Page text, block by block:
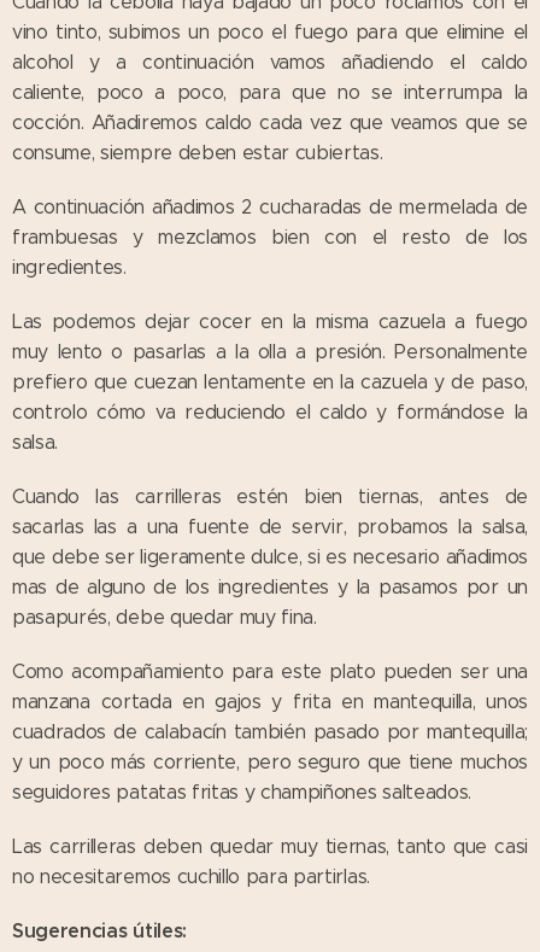
vino tinto, subimos un poco el fuego para que elimine el
alcohol y a continuación vamos añadiendo el caldo
caliente, poco a poco, para que no se interrumpa la
cocción. Añadiremos caldo cada vez que veamos que se
consume, siempre deben estar cubiertas.
A continuación añadimos 2 cucharadas de mermelada de
frambuesas y mezclamos bien con el resto de los
ingredientes.
Las podemos dejar cocer en la misma cazuela a fuego
muy lento o pasarlas a la olla a presión. Personalmente
prefiero que cuezan lentamente en la cazuela y de paso,
controlo cómo va reduciendo el caldo y formándose la
salsa.
Cuando las carrilleras estén bien tiernas, antes de
sacarlas las a una fuente de servir, probamos la salsa,
que debe ser ligeramente dulce, si es necesario añadimos
mas de alguno de los ingredientes y la pasamos por un
pasapurés, debe quedar muy fina.
Como acompañamiento para este plato pueden ser una
manzana cortada en gajos y frita en mantequilla, unos
cuadrados de calabacín también pasado por mantequilla;
y un poco más corriente, pero seguro que tiene muchos
seguidores patatas fritas y champiñones salteados.
Las carrilleras deben quedar muy tiernas, tanto que casi
no necesitaremos cuchillo para partirlas.
Sugerencias útiles: